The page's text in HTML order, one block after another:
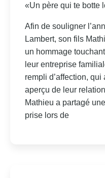
«Un père qui te botte
Afin de souligner
Lambert, son fils
un hommage
leur entreprise
rempli d’affection, qui
aperçu de leur
Mathieu a partagé
prise lors de